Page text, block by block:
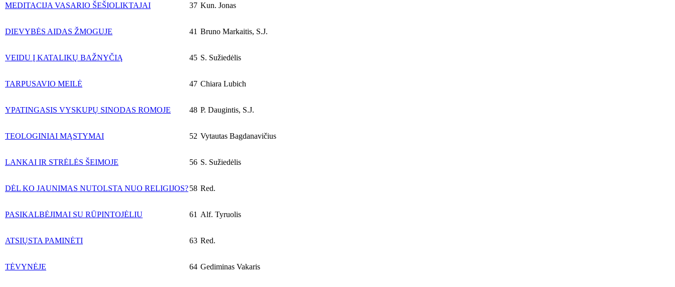
MEDITACIJA VASARIO ŠEŠIOLIKTAJAI 37 Kun. Jonas
DIEVYBĖS AIDAS ŽMOGUJE 41 Bruno Markaitis, S.J.
VEIDU Į KATALIKŲ BAŽNYČIĄ 45 S. Sužiedėlis
TARPUSAVIO MEILĖ 47 Chiara Lubich
YPATINGASIS VYSKUPŲ SINODAS ROMOJE 48 P. Daugintis, S.J.
TEOLOGINIAI MĄSTYMAI 52 Vytautas Bagdanavičius
LANKAI IR STRĖLĖS ŠEIMOJE 56 S. Sužiedėlis
DĖL KO JAUNIMAS NUTOLSTA NUO RELIGIJOS?58 Red.
PASIKALBĖJIMAI SU RŪPINTOJĖLIU 61 Alf. Tyruolis
ATSIŲSTA PAMINĖTI 63 Red.
TĖVYNĖJE 64 Gediminas Vakaris